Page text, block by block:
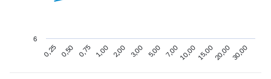
0,25 0,50 0,75 1,00 2,00 3,00 5,00 7,0010,0015,0020,0030,00
6